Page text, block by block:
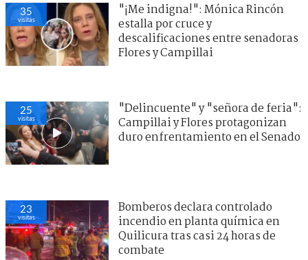
35
visitas
"¡Me indigna!": Mónica Rincón
estalla por cruce y
descalificaciones entre senadoras
Flores y Campillai
25
visitas
"Delincuente" y "señora de feria":
Campillai y Flores protagonizan
duro enfrentamiento en el Senado
23
visitas
Bomberos declara controlado
incendio en planta química en
Quilicura tras casi 24 horas de
combate